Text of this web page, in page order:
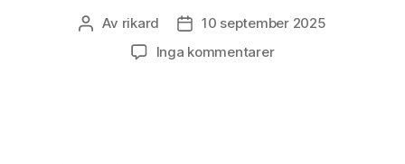
Inläggsförfattare
Av rikard Inläggsdatum
10 september 2025
Inga kommentarertill